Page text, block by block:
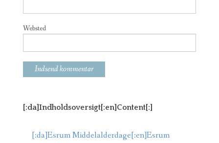
Websted
[:da]Indholdsoversigt[:en]Content[:]
[:da]Esrum Middelalderdage[:en]Esrum